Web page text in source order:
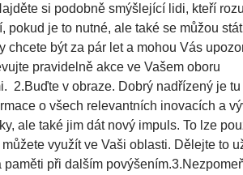
si podobně smýšlející lidi, kteří
pokud je to nutné, ale také se můžou stát
chcete být za pár let a mohou Vás
pravidelně akce ve Vašem oboru
2.Buďte v obraze. Dobrý nadřízený je tu
o všech relevantních inovacích a
ale také jim dát nový impuls. To lze
využít ve Vaši oblasti. Dělejte to
při dalším